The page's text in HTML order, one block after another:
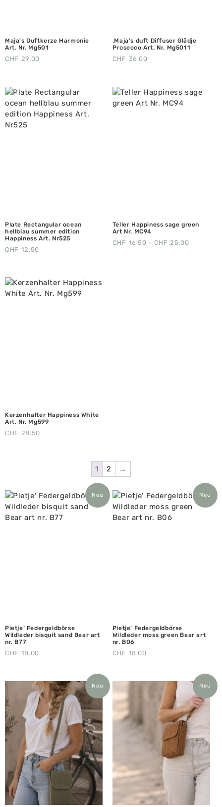
Maja’s Duftkerze Harmonie
Art. Nr. Mg501
CHF 29.00
,Maja’s duft Diffuser Glädje
Prosecco Art. Nr. Mg5011
CHF 36.00
Plate Rectangular ocean
hellblau summer edition
Happiness Art. Nr525
CHF 12.50
Teller Happiness sage green
Art Nr. MC94
CHF 16.50 – CHF 25.00
Kerzenhalter Happiness White
Art. Nr. Mg599
CHF 28.50
1 2 →
Neu
Pietje‘ Federgeldbörse
Wildleder bisquit sand Bear art
nr. B77
CHF 18.00
Neu
Pietje‘ Federgeldbörse
Wildleder moss green Bear art
nr. B06
CHF 18.00
Neu Neu